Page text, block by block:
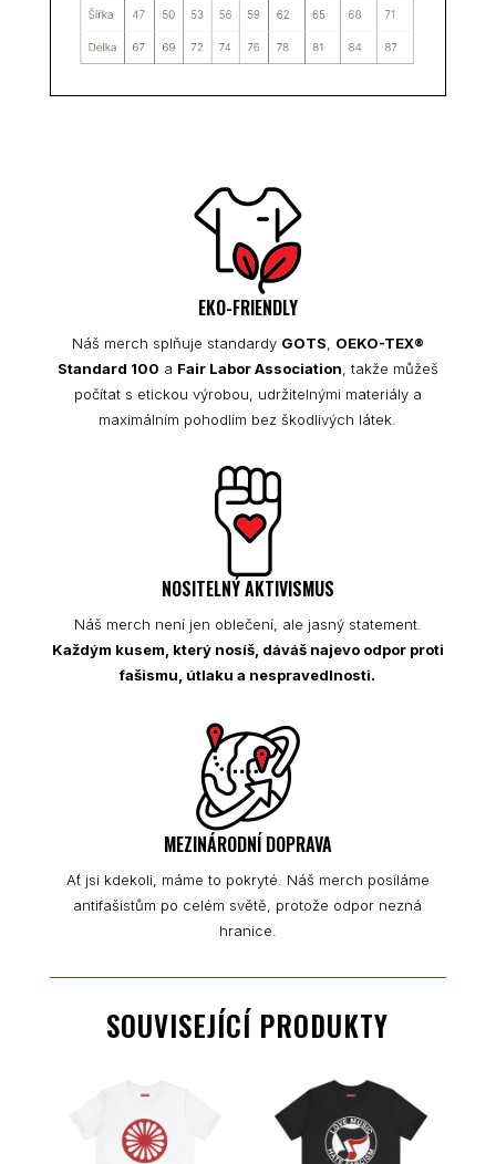
EKO-FRIENDLY
Náš merch splňuje standardy GOTS
OEKO-TEX®
Standard 100 a Fair Labor Association , takže můžeš
počítat s etickou výrobou, udržitelnými materiály a
maximálním pohodlím bez škodlivých látek.
NOSITELNÝ AKTIVISMUS
Náš merch není jen oblečení, ale jasný statement.
Každým kusem, který nosíš, dáváš najevo odpor proti
fašismu, útlaku a nespravedlnosti.
MEZINÁRODNÍ DOPRAVA
Ať jsi kdekoli, máme to pokryté. Náš merch posíláme
antifašistům po celém světě, protože odpor nezná
hranice.
SOUVISEJÍCÍ PRODUKTY